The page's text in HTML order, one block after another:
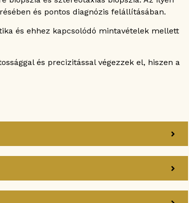
és pontos diagnózis felállításában.
és ehhez kapcsolódó mintavételek mellett
és precizitással végezzek el, hiszen a